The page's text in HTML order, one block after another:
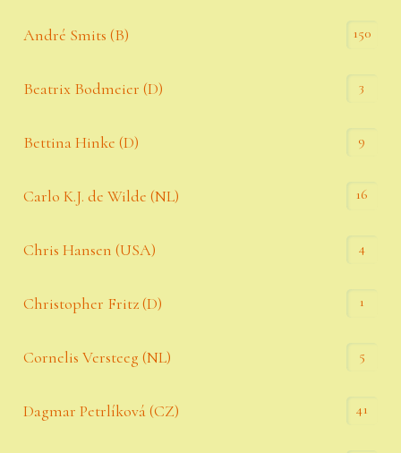
André Smits (B) 150
Beatrix Bodmeier (D) 3
Bettina Hinke (D) 9
Carlo K.J. de Wilde (NL) 16
Chris Hansen (USA) 4
Christopher Fritz (D) 1
Cornelis Versteeg (NL) 5
Dagmar Petrlíková (CZ) 41